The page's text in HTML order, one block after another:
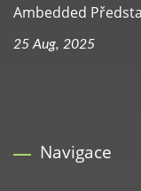
Ambedded
25 Aug, 2025
Navigace